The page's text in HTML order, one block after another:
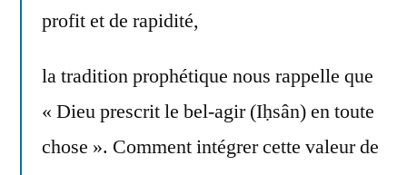
profit et de rapidité,
la tradition prophétique nous rappelle que
« Dieu prescrit le bel-agir (Iḥsân) en toute
chose ». Comment intégrer cette valeur de